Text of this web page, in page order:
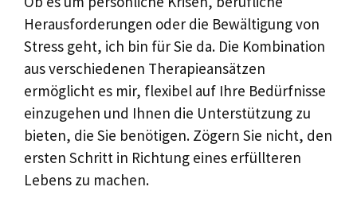
Herausforderungen oder die Bewältigung von
Stress geht, ich bin für Sie da. Die Kombination
aus verschiedenen Therapieansätzen
ermöglicht es mir, flexibel auf Ihre Bedürfnisse
einzugehen und Ihnen die Unterstützung zu
bieten, die Sie benötigen. Zögern Sie nicht, den
ersten Schritt in Richtung eines erfüllteren
Lebens zu machen.